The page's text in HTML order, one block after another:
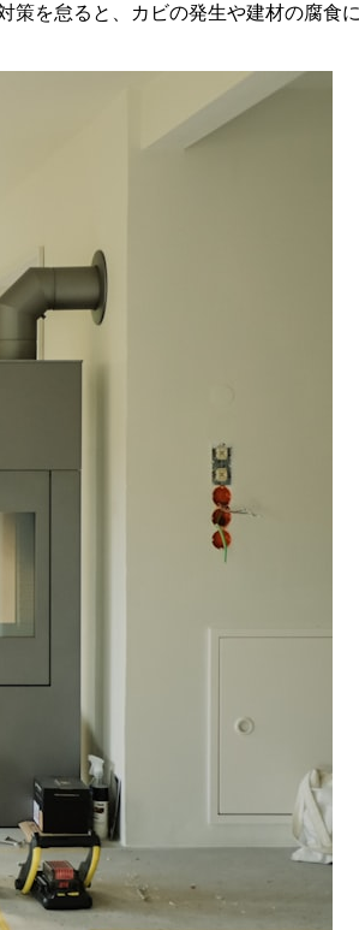
を怠ると、カビの発生や建材の腐食